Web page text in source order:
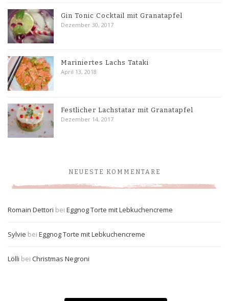
Gin Tonic Cocktail mit Granatapfel
Dezember 30, 2017
Mariniertes Lachs Tataki
April 13, 2018
Festlicher Lachstatar mit Granatapfel
Dezember 14, 2017
NEUESTE KOMMENTARE
Romain Dettori bei Eggnog Torte mit Lebkuchencreme
Sylvie bei Eggnog Torte mit Lebkuchencreme
Lölli bei Christmas Negroni